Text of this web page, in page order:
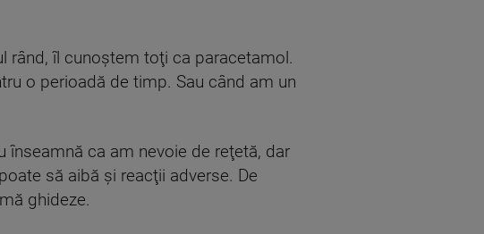
îl cunoştem toţi ca paracetamol.
o perioadă de timp. Sau când am un
ca am nevoie de reţetă, dar
să aibă şi reacţii adverse. De
ghideze.